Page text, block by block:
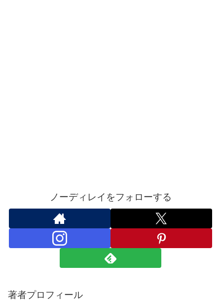
ノーディレイをフォローする
著者プロフィール